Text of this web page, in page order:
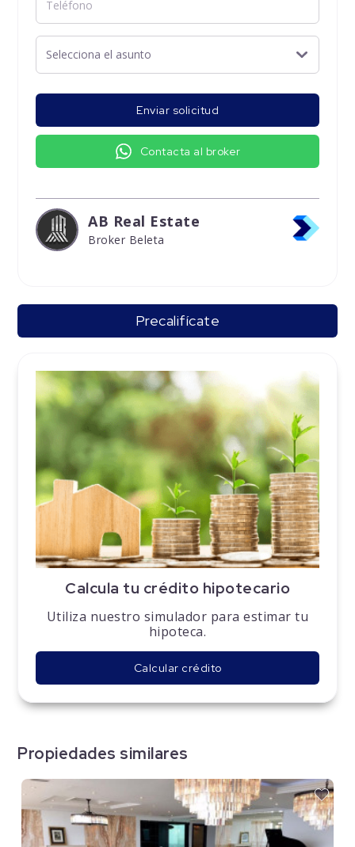
Enviar solicitud
Contacta al broker
AB Real Estate
Broker Beleta
Precalifícate
Calcula tu crédito hipotecario
Utiliza nuestro simulador para estimar tu
hipoteca.
Calcular crédito
Propiedades similares